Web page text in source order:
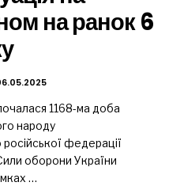
на ранок 6
1168-ма доба
народу
федерації
оборони України
…